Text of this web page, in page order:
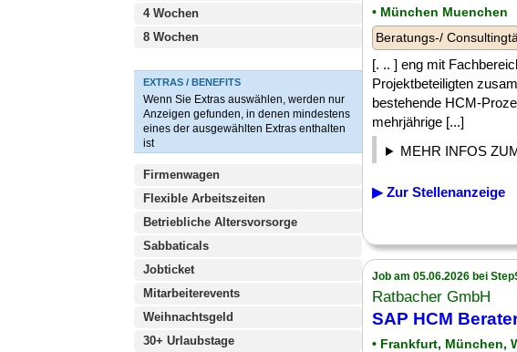
4 Wochen
8 Wochen
EXTRAS / BENEFITS
Wenn Sie Extras auswählen, werden nur
Anzeigen gefunden, in denen mindestens
eines der ausgewählten Extras enthalten
ist
Firmenwagen
Flexible Arbeitszeiten
Betriebliche Altersvorsorge
Sabbaticals
Jobticket
Mitarbeiterevents
Weihnachtsgeld
30+ Urlaubstage
• München Muenchen
Beratungs-/
[. .. ] eng mit
Projektbeteiligten
bestehende HCM-
mehrjährige [...]
MEHR INFOS
▶ Zur Stellenanzeige
Job am 05.06.2026 bei
Ratbacher GmbH
SAP HCM
• Frankfurt, München,